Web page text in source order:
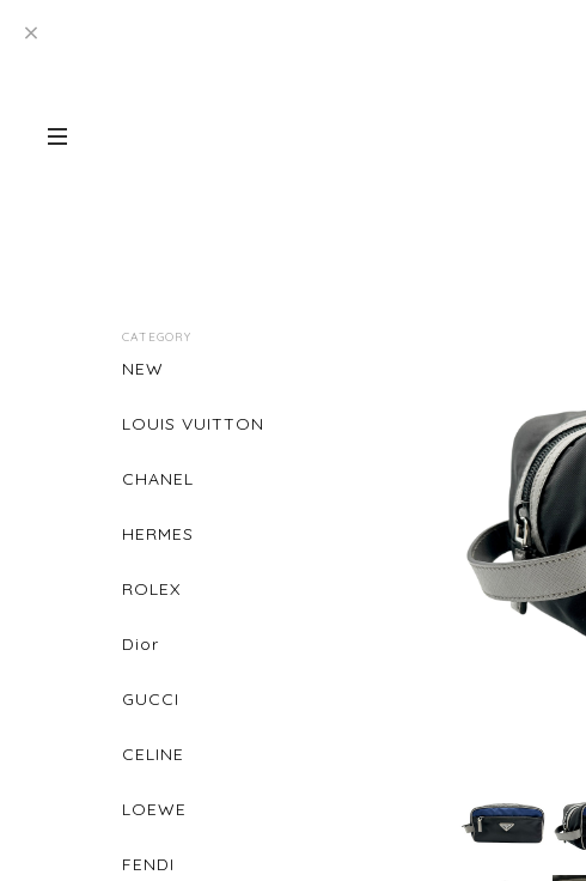
CATEGORY
NEW
LOUIS VUITTON
CHANEL
HERMES
ROLEX
Dior
GUCCI
CELINE
LOEWE
FENDI